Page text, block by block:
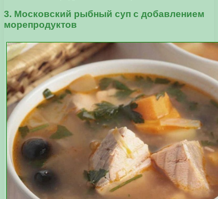
3. Московский рыбный суп с добавлением
морепродуктов